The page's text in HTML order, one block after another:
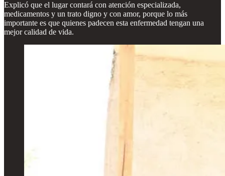
Explicó que el lugar contará con atención especializada,
medicamentos y un trato digno y con amor, porque lo más
importante es que quienes padecen esta enfermedad tengan una
mejor calidad de vida.